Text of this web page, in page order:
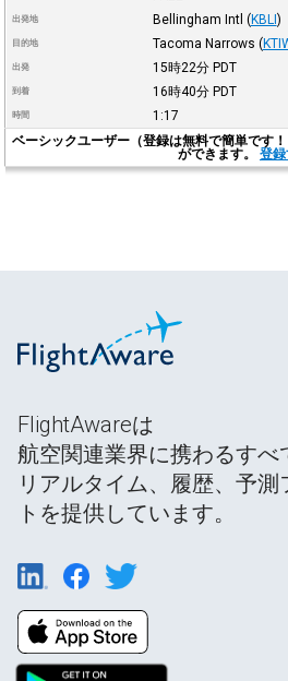
出発地 Bellingham Intl (KBLI)
目的地 Tacoma Narrows (
出発 15時22分 PDT
到着 16時40分 PDT
時間
1:17
ベーシックユーザー（登録は無料で簡単です
ができます。 登録
FlightAwareは
航空関連業界に携わるすべ
リアルタイム、履歴、予測
トを提供しています。